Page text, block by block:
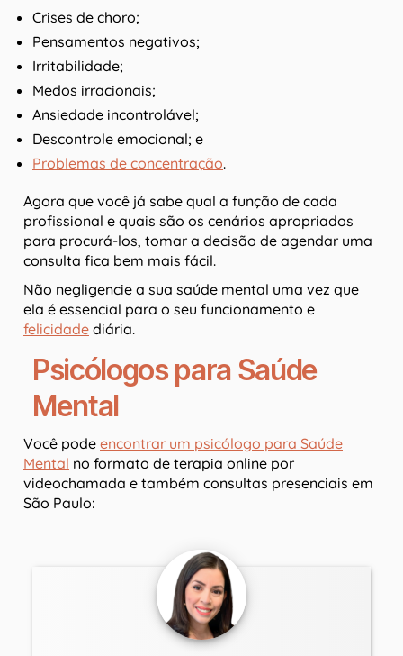
Crises de choro;
Pensamentos negativos;
Irritabilidade;
Medos irracionais;
Ansiedade incontrolável;
Descontrole emocional; e
Problemas de concentração.
Agora que você já sabe qual a função de cada
profissional e quais são os cenários apropriados
para procurá-los, tomar a decisão de agendar uma
consulta fica bem mais fácil.
Não negligencie a sua saúde mental uma vez que
ela é essencial para o seu funcionamento e
felicidade diária.
Psicólogos para Saúde
Mental
Você pode encontrar um psicólogo para Saúde
Mental no formato de terapia online por
videochamada e também consultas presenciais em
São Paulo: